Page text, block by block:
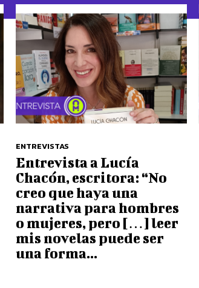
ENTREVISTAS
Entrevista a Lucía
Chacón, escritora: “No
creo que haya una
narrativa para hombres
o mujeres, pero […] leer
mis novelas puede ser
una forma...